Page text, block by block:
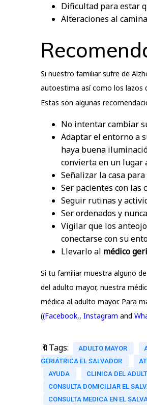
Dificultad para estar
Alteraciones al
Si nuestro familiar sufre de
autoestima así como los lazos
Estas son algunas
No intentar cambiar
Adaptar el entorno a
haya buena
convierta en un lugar
Señalizar la casa
Ser pacientes con las
Seguir rutinas y
Ser ordenados y
Vigilar que los
conectarse con su
Llevarlo al médico
Si tu familiar muestra alguno
del adulto mayor, nuestra
médica al adulto mayor. Para
((Facebook,,Instagram and
🔖Tags: ADULTO MAYOR
GERIÁTRICA EL SALVADOR
AYUDA
CLINICA DEL
CONSULTA DOMICILIAR EL
CONSULTA MEDICA EN EL